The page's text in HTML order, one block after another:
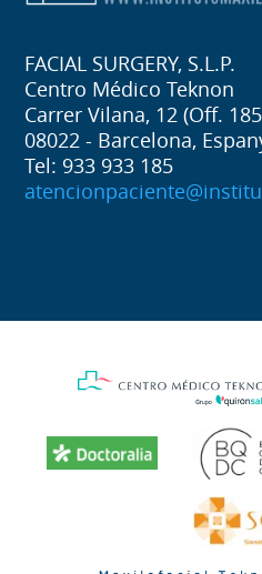
FACIAL SURGERY, S.L.P.
Centro Médico Teknon
Carrer Vilana, 12 (Off.
08022 - Barcelona,
Tel: 933 933 185